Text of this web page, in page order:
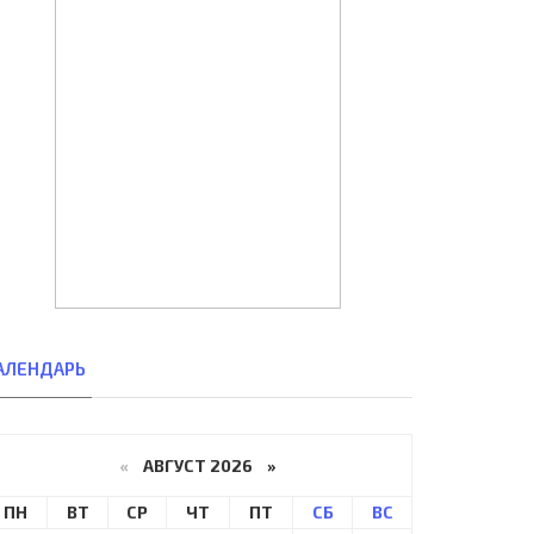
« АВГУСТ 2026 »
ПН ВТ СР ЧТ ПТ СБ ВС